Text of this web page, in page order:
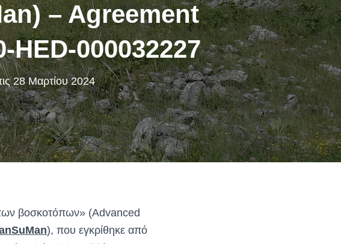
– Agreement
HED-000032227
28 Μαρτίου 2024
των βοσκοτόπων» (Advanced
), που εγκρίθηκε από